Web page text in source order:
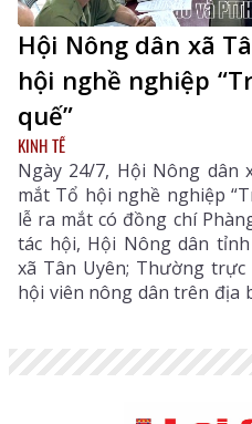
Hội Nông dân xã
hội nghề nghiệp
quế”
KINH TẾ
Ngày 24/7, Hội Nông dân
mắt Tổ hội nghề nghiệp
lễ ra mắt có đồng chí
tác hội, Hội Nông dân
xã Tân Uyên; Thường
hội viên nông dân trên địa